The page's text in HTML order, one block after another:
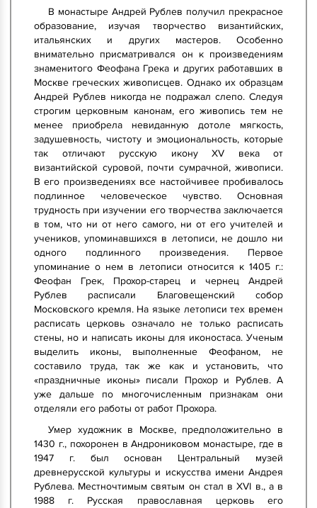
В монастыре Андрей Рублев получил прекрасное
образование, изучая творчество византийских,
итальянских и других мастеров. Особенно
внимательно присматривался он к произведениям
знаменитого Феофана Грека и других работавших в
Москве греческих живописцев. Однако их образцам
Андрей Рублев никогда не подражал слепо. Следуя
строгим церковным канонам, его живопись тем не
менее приобрела невиданную дотоле мягкость,
задушевность, чистоту и эмоциональность, которые
так отличают русскую икону ХV века от
византийской суровой, почти сумрачной, живописи.
В его произведениях все настойчивее пробивалось
подлинное человеческое чувство. Основная
трудность при изучении его творчества заключается
в том, что ни от него самого, ни от его учителей и
учеников, упоминавшихся в летописи, не дошло ни
одного подлинного произведения. Первое
упоминание о нем в летописи относится к 1405 г.:
Феофан Грек, Прохор-старец и чернец Андрей
Рублев расписали Благовещенский собор
Московского кремля. На языке летописи тех времен
расписать церковь означало не только расписать
стены, но и написать иконы для иконостаса. Ученым
выделить иконы, выполненные Феофаном, не
составило труда, так же как и установить, что
«праздничные иконы» писали Прохор и Рублев. А
уже дальше по многочисленным признакам они
отделяли его работы от работ Прохора.
Умер художник в Москве, предположительно в
1430 г., похоронен в Андрониковом монастыре, где в
1947 г. был основан Центральный музей
древнерусской культуры и искусства имени Андрея
Рублева. Местночтимым святым он стал в XVI в., а в
1988 г. Русская православная церковь его